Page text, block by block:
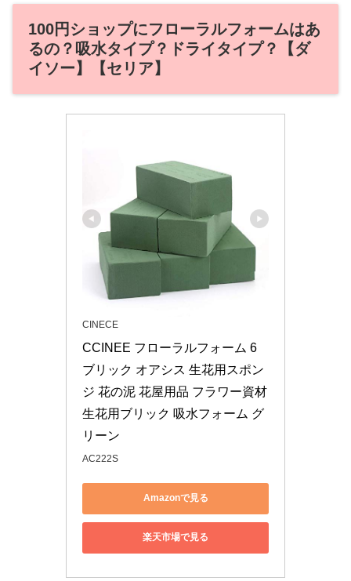
100円ショップにフローラルフォームはあ
るの？吸水タイプ？ドライタイプ？【ダ
イソー】【セリア】
CINECE
CCINEE フローラルフォーム 6
ブリック オアシス 生花用スポン
ジ 花の泥 花屋用品 フラワー資材
生花用ブリック 吸水フォーム グ
リーン
AC222S
Amazonで見る
楽天市場で見る